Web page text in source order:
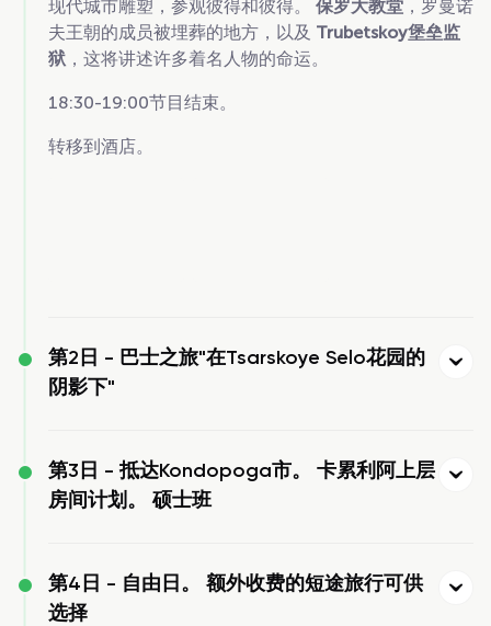
现代城市雕塑，参观彼得和彼得。 保罗大教堂 ，罗曼诺
夫王朝的成员被埋葬的地方，以及 Trubetskoy堡垒监
狱 ，这将讲述许多着名人物的命运。
18:30-19:00节目结束。
转移到酒店。
第2日 - 巴士之旅"在Tsarskoye Selo花园的
阴影下"
第3日 -抵达Kondopoga市。 卡累利阿上层
房间计划。 硕士班
第4日 - 自由日。 额外收费的短途旅行可供
选择